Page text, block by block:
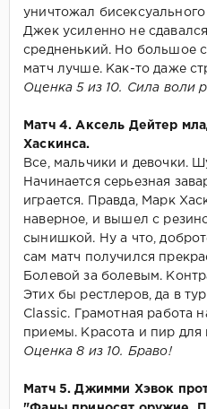
уничтожал
Джек усиленно не
средненький. Но большое
матч лучше. Как-то даже
Оценка 5 из 10. Сила воли
Матч 4. Аксель Дейтер
Хаскинса.
Все, мальчики и девочки.
Начинается серьезная
играется. Правда, Марк
наверное, и вышел с
сынишкой. Ну а что,
сам матч получился
Болевой за болевым.
Этих бы рестлеров, да в
Classic. Грамотная работа
приемы. Красота и пир для
Оценка 8 из 10. Браво!
Матч 5. Джимми Хэвок